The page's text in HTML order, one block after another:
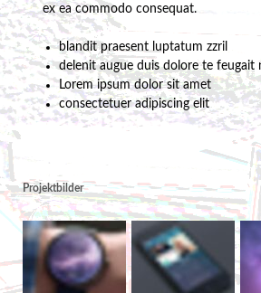
ex ea commodo consequat.
blandit praesent luptatum zzril
delenit augue duis dolore te feugait
Lorem ipsum dolor sit amet
consectetuer adipiscing elit
Projektbilder